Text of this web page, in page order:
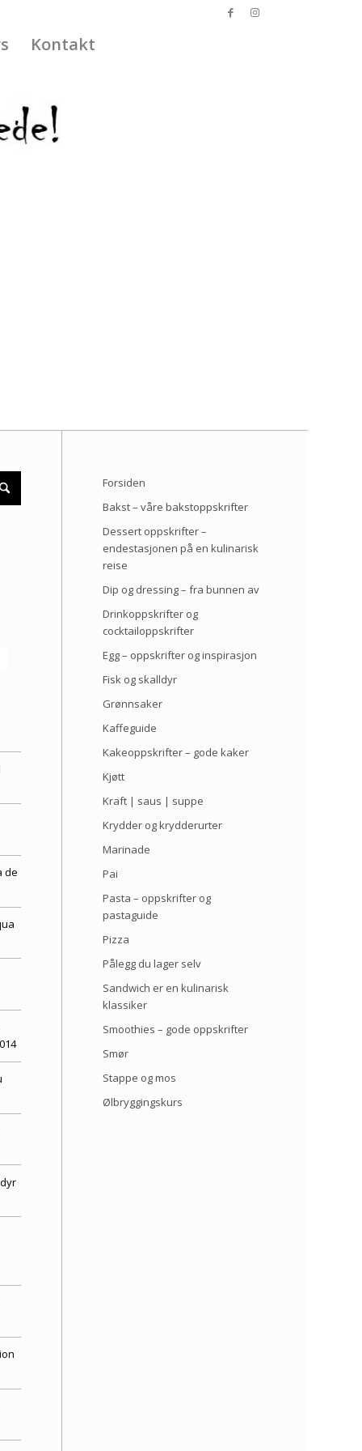
Kontakt
de
Forsiden
Bakst – våre bakstoppskrifter
Dessert oppskrifter –
endestasjonen på en kulinarisk
reise
Dip og dressing – fra bunnen av
Drinkoppskrifter og
cocktailoppskrifter
Egg – oppskrifter og inspirasjon
Fisk og skalldyr
Grønnsaker
Kaffeguide
Kakeoppskrifter – gode kaker
Kjøtt
Kraft | saus | suppe
Krydder og krydderurter
Marinade
Pai
Pasta – oppskrifter og
pastaguide
Pizza
Pålegg du lager selv
Sandwich er en kulinarisk
klassiker
Smoothies – gode oppskrifter
Smør
Stappe og mos
Ølbryggingskurs